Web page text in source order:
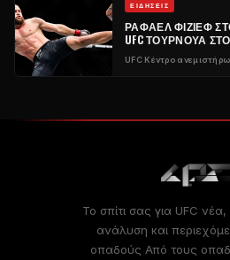
ΕΙΔΉΣΕΙΣ
ΡΑΦΑΈΛ ΦΊΖΙΕΦ
UFCΤΟΥΡΝΟΥΆ
UFCΚέντρο
Το σπίτι σας για UFC νέα,
ανάλυση και
οπαδούς Από τους